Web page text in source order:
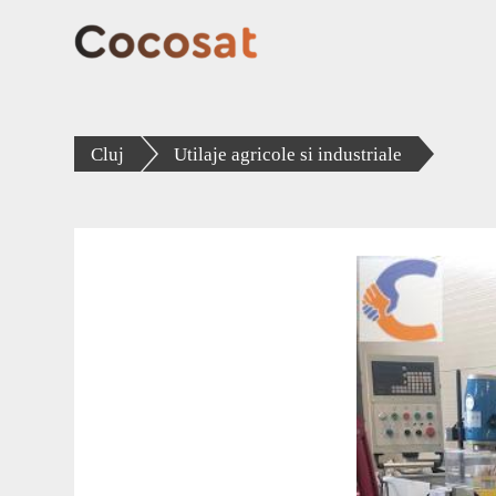
Cluj Utilaje agricole si industriale